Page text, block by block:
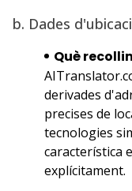
b. Dades
Què
derivades
precises de
tecnologies
característica
explícitament.